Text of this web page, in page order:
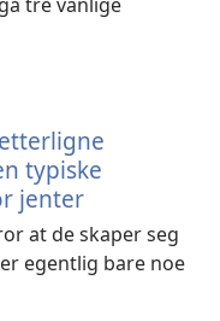
typiske
jenter
at de skaper seg
egentlig bare noe